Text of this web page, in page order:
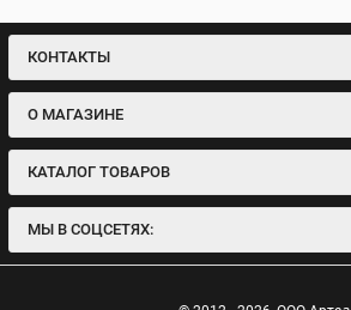
КОНТАКТЫ
О МАГАЗИНЕ
КАТАЛОГ ТОВАРОВ
МЫ В СОЦСЕТЯХ: